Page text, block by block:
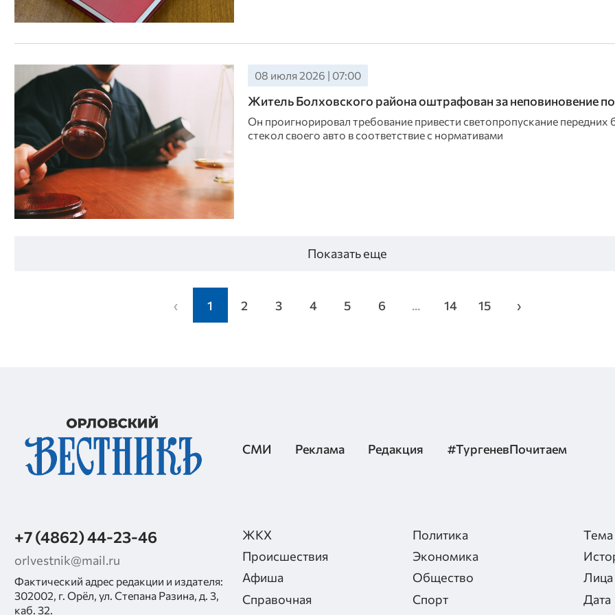
08 июля 2026 | 07:00
Житель Болховского района оштрафован за неповиновение
Он проигнорировал требование привести светопропускание передних
стекол своего авто в соответствие с нормативами
Показать еще
‹ 1 2 3 4 5 6 ... 14 15 ›
СМИ Реклама Редакция #ТургеневПочитаем
+7 (4862) 44-23-46
orlvestnik@mail.ru
Фактический адрес редакции и издателя:
302002, г. Орёл, ул. Степана Разина, д. 3,
каб. 32.
ЖКХ
Происшествия
Афиша
Справочная
Политика
Экономика
Общество
Спорт
Тема
Лица
Дата